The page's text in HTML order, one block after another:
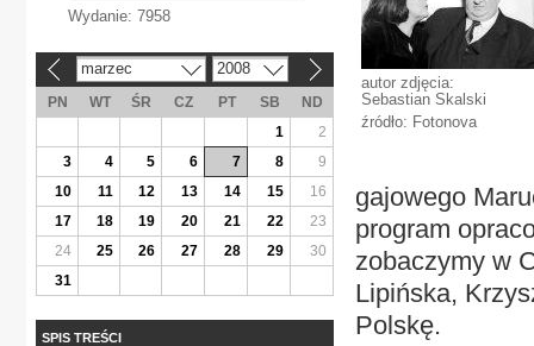
autor zdjęcia:
Sebastian Skalski
źródło: Fotonova
gajowego
program
zobaczymy w
Lipińska,
Polskę.
Wydanie: 7958
marzec 2008
PN WT ŚR CZ PT SB
ND
1
2
3
4 5 6 7 8
9
10
11 12 13 14 15
16
17
18 19 20 21 22
23
24
25 26 27 28 29
30
31
SPIS TREŚCI